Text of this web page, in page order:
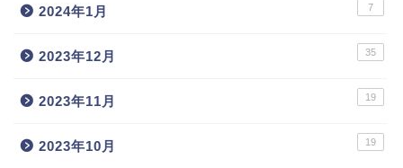
2024年1月 7
2023年12月 35
2023年11月 19
2023年10月 19